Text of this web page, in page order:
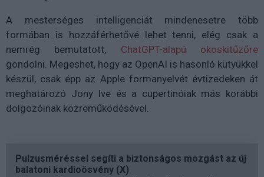
A mesterséges intelligenciát mindenesetre több
formában is hozzáférhetővé lehet tenni, elég csak a
nemrég bemutatott, ChatGPT-alapú okoskitűzőre
gondolni. Megeshet, hogy az OpenAI is hasonló kütyükkel
készül, csak épp az Apple formanyelvét évtizedeken át
meghatározó Jony Ive és a cupertinóiak más korábbi
dolgozóinak közreműködésével.
Pulzusméréssel segíti a biztonságos mozgást az új
balatoni kardioösvény (X)